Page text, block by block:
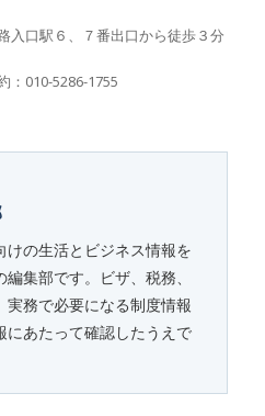
入口駅６、７番出口から徒歩３分
：010-5286-1755
の生活とビジネス情報を
集部です。ビザ、税務、
務で必要になる制度情報
にあたって確認したうえで